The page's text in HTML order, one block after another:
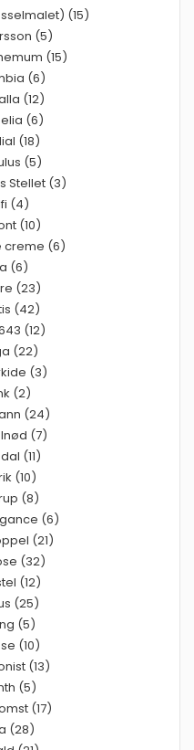
(15)
(5)
(15)
(6)
(12)
(6)
(18)
(5)
Stellet (3)
(4)
(10)
creme (6)
(6)
(23)
(42)
(12)
(22)
(3)
(2)
(24)
(7)
(11)
(10)
(8)
(6)
(21)
(32)
(12)
(25)
(5)
(10)
(13)
(5)
(17)
(28)